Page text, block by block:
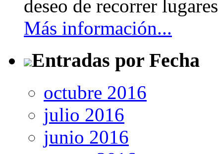
deseo de recorrer
Más información...
Entradas por Fecha
octubre 2016
julio 2016
junio 2016